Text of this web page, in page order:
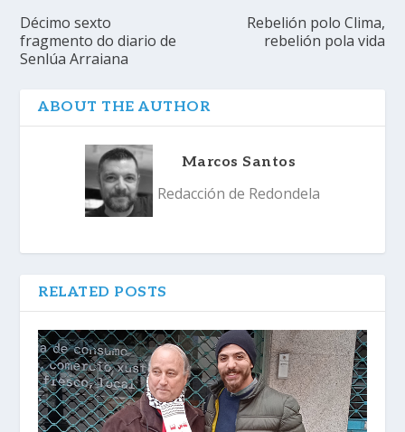
Décimo sexto
fragmento do diario de
Senlúa Arraiana
Rebelión polo Clima,
rebelión pola vida
ABOUT THE AUTHOR
Marcos Santos
Redacción de Redondela
RELATED POSTS